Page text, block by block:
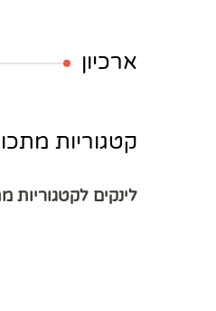
ארכיון
קטגוריות
לינקים לקטגוריות